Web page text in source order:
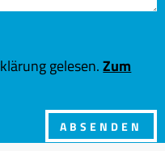
gelesen.Zum
ABSENDEN